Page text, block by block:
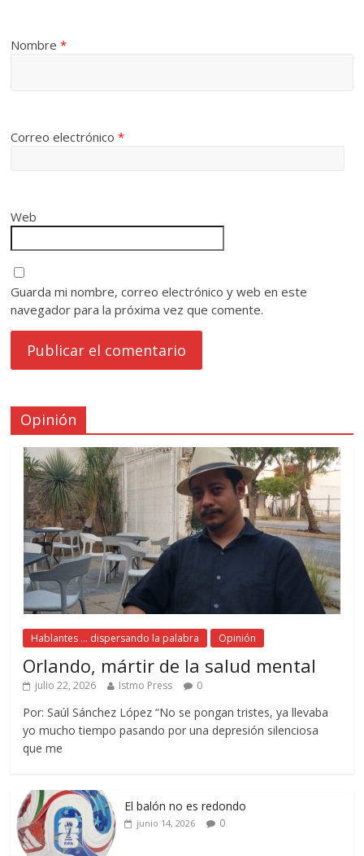
Nombre*
Correo electrónico*
Web
Guarda mi nombre, correo electrónico y web en este
navegador para la próxima vez que comente.
Opinión
Hablantes ... dispersando la palabra Opinión
Orlando, mártir de la salud mental
julio 22, 2026 Istmo Press 0
Por: Saúl Sánchez López “No se pongan tristes, ya llevaba
yo mucho tiempo pasando por una depresión silenciosa
que me
El balón no es redondo
junio 14, 2026 0